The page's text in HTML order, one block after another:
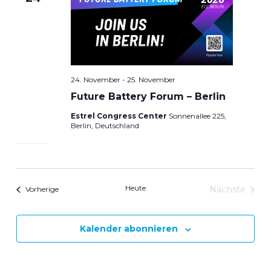
Future Battery Forum – Berlin
24. November- 25. November
Estrel Congress Center Sonnenallee 225,
Berlin, Deutschland
VorherigeVeranstaltungen Heute
Nächste
Kalender abonnieren